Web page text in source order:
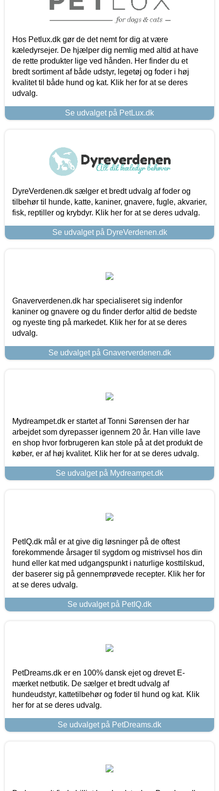
Hos Petlux.dk gør de det nemt for dig at være
kæledyrsejer. De hjælper dig nemlig med altid at have
de rette produkter lige ved hånden. Her finder du et
bredt sortiment af både udstyr, legetøj og foder i høj
kvalitet til både hund og kat. Klik her for at se deres
udvalg.
Se udvalget på PetLux.dk
DyreVerdenen.dk sælger et bredt udvalg af foder og
tilbehør til hunde, katte, kaniner, gnavere, fugle, akvarier,
fisk, reptiller og krybdyr. Klik her for at se deres udvalg.
Se udvalget på DyreVerdenen.dk
Gnaververdenen.dk har specialiseret sig indenfor
kaniner og gnavere og du finder derfor altid de bedste
og nyeste ting på markedet. Klik her for at se deres
udvalg.
Se udvalget på Gnaververdenen.dk
Mydreampet.dk er startet af Tonni Sørensen der har
arbejdet som dyrepasser igennem 20 år. Han ville lave
en shop hvor forbrugeren kan stole på at det produkt de
køber, er af høj kvalitet. Klik her for at se deres udvalg.
Se udvalget på Mydreampet.dk
PetIQ.dk mål er at give dig løsninger på de oftest
forekommende årsager til sygdom og mistrivsel hos din
hund eller kat med udgangspunkt i naturlige kosttilskud,
der baserer sig på gennemprøvede recepter. Klik her for
at se deres udvalg.
Se udvalget på PetIQ.dk
PetDreams.dk er en 100% dansk ejet og drevet E-
mærket netbutik. De sælger et bredt udvalg af
hundeudstyr, kattetilbehør og foder til hund og kat. Klik
her for at se deres udvalg.
Se udvalget på PetDreams.dk